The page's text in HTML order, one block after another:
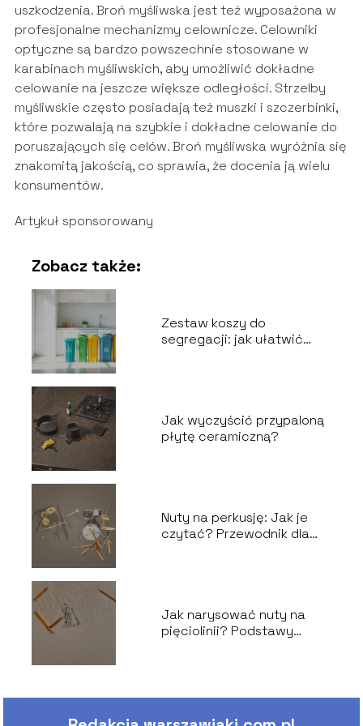
uszkodzenia. Broń myśliwska jest też wyposażona w
profesjonalne mechanizmy celownicze. Celowniki
optyczne są bardzo powszechnie stosowane w
karabinach myśliwskich, aby umożliwić dokładne
celowanie na jeszcze większe odległości. Strzelby
myśliwskie często posiadają też muszki i szczerbinki,
które pozwalają na szybkie i dokładne celowanie do
poruszających się celów. Broń myśliwska wyróżnia się
znakomitą jakością, co sprawia, że docenia ją wielu
konsumentów.
Artykuł sponsorowany
Zobacz także:
Zestaw koszy do
segregacji: jak ułatwić
Jak wyczyścić przypaloną
płytę ceramiczną?
Nuty na perkusję: Jak je
czytać? Przewodnik dla
Jak narysować nuty na
pięciolinii? Podstawy